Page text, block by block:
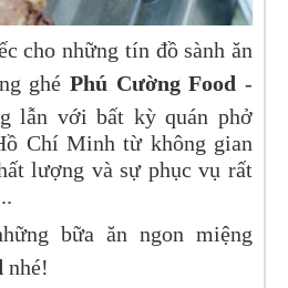
cho những tín đồ sành ăn
ghé Phú Cường Food -
lẫn với bất kỳ quán phở
Chí Minh từ không gian
lượng và sự phục vụ rất
bữa ăn ngon miệng
nhé!